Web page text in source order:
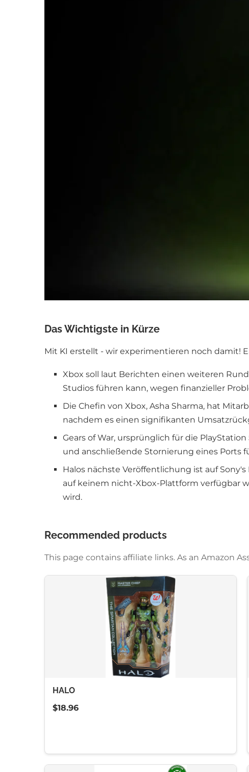
Das Wichtigste in Kürze
Mit KI erstellt - wir experimentieren noch damit!
Xbox soll laut Berichten einen weiteren
Studios führen kann, wegen finanzieller
Die Chefin von Xbox, Asha Sharma, hat
nachdem es einen signifikanten
Gears of War, ursprünglich für die
und anschließende Stornierung eines Ports
Halos nächste Veröffentlichung ist auf
auf keinem nicht-Xbox-Plattform verfügbar
wird.
Recommended products
This page contains affiliate links. As an Amazon
HALO
$18.96